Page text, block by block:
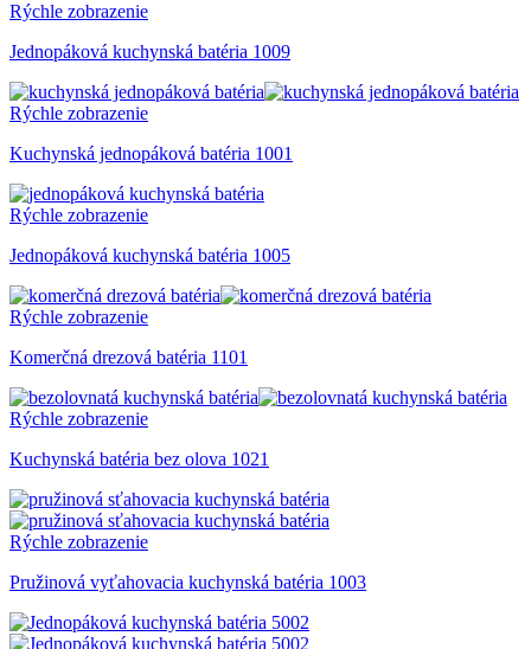
Rýchle zobrazenie
Jednopáková kuchynská batéria 1009
Rýchle zobrazenie
Kuchynská jednopáková batéria 1001
Rýchle zobrazenie
Jednopáková kuchynská batéria 1005
Rýchle zobrazenie
Komerčná drezová batéria 1101
Rýchle zobrazenie
Kuchynská batéria bez olova 1021
Rýchle zobrazenie
Pružinová vyťahovacia kuchynská batéria 1003